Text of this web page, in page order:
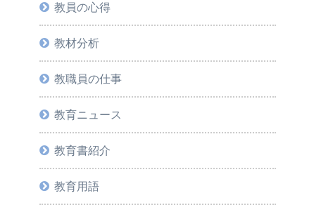
教員の心得
教材分析
教職員の仕事
教育ニュース
教育書紹介
教育用語